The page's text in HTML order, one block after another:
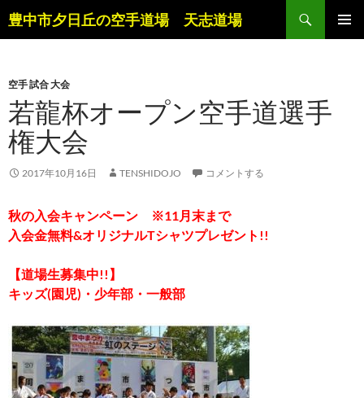
ン
ツ
へ
ス
キ
豊中市夕日丘の空手道場 天志道場
検
索
空手 試合 大会
若龍杯オープン空手道選手
権大会
2017年10月16日 TENSHIDOJO コメントする
秋の入会キャンペーン ※11月末まで
入会金無料&オリジナルTシャツプレゼント!!
【道場生募集中!!】
キッズ(園児)・少年部・一般部